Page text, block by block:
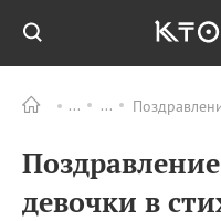
девочки в